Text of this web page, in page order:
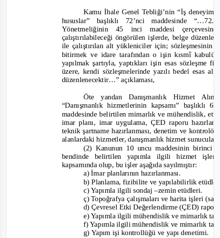
Kamu İhale Genel Tebliği’nin “İş
hususlar” başlıklı 72’nci maddesinde
Yönetmeliğinin 45 inci maddesi
çalıştırılabileceği öngörülen işlerde, belge
ile çalıştırılan alt yükleniciler için; sözleşmesinin
bitirmek ve idare tarafından o işin kısmî
yapılmak şartıyla, yaptıkları işin esas sözleşme
üzere, kendi sözleşmelerinde yazılı bedel esas
düzenlenecektir…”açıklaması,
Öte yandan Danışmanlık Hizmet
“Danışmanlık hizmetlerinin kapsamı” başlıklı
maddesinde belirtilen mimarlık ve mühendislik,
imar planı, imar uygulama, ÇED raporu
teknik şartname hazırlanması, denetim ve
alanlardaki hizmetler, danışmanlık hizmet
(2) Kanunun 10 uncu maddesinin birinci
bendinde belirtilen yapımla ilgili hizmet
kapsamında olup, bu işler aşağıda sayılmıştır:
a) İmar planlarının hazırlanması.
b) Planlama, fizibilite ve yapılabilirlik
c) Yapımla ilgili sondaj –zemin etüdleri.
ç) Topoğrafya çalışmaları ve harita işleri
d) Çevresel Etki Değerlendirme (ÇED)
e) Yapımla ilgili mühendislik ve mimarlık
f) Yapımla ilgili mühendislik ve mimarlık
g) Yapım işi kontrollüğü ve yapı denetimi.